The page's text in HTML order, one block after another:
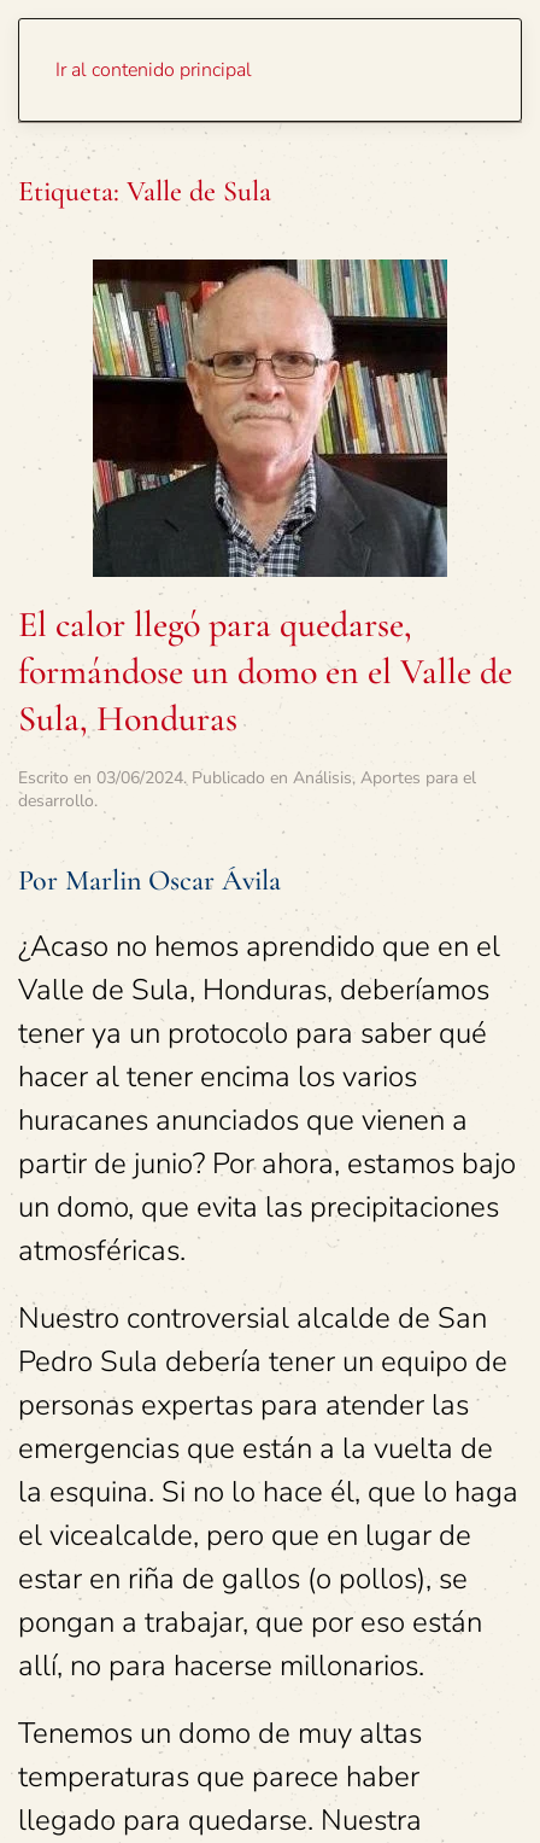
Ir al contenido principal
Etiqueta: Valle de Sula
El calor llegó para quedarse,
formándose un domo en el Valle de
Sula, Honduras
Escrito en 03/06/2024. Publicado en Análisis, Aportes para el
desarrollo.
Por Marlin Oscar Ávila
¿Acaso no hemos aprendido que en el
Valle de Sula, Honduras, deberíamos
tener ya un protocolo para saber qué
hacer al tener encima los varios
huracanes anunciados que vienen a
partir de junio? Por ahora, estamos bajo
un domo, que evita las precipitaciones
atmosféricas.
Nuestro controversial alcalde de San
Pedro Sula debería tener un equipo de
personas expertas para atender las
emergencias que están a la vuelta de
la esquina. Si no lo hace él, que lo haga
el vicealcalde, pero que en lugar de
estar en riña de gallos (o pollos), se
pongan a trabajar, que por eso están
allí, no para hacerse millonarios.
Tenemos un domo de muy altas
temperaturas que parece haber
llegado para quedarse. Nuestra